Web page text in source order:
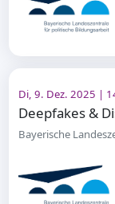
Di, 9. Dez. 2025 |
Bayerische